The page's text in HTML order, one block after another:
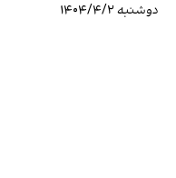
دوشنبه ۱۴۰۴/۴/۲